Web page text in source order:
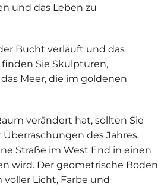
und das Leben zu
Bucht verläuft und das
Sie Skulpturen,
Meer, die im goldenen
verändert hat, sollten Sie
des Jahres.
Straße im West End in einen
wird. Der geometrische Boden
Licht, Farbe und